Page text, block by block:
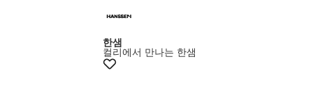
+5% 쿠폰
한샘
컬리에서 만나는 한샘